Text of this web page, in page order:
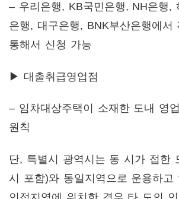
– 우리은행, KB국민은행, NH은행,
은행, 대구은행, BNK부산은행에서
통해서 신청 가능
▶ 대출취급영업점
– 임차대상주택이 소재한 도내 영
원칙
단, 특별시 광역시는 동 시가 접한
시 포함)와 동일지역으로 운용하고